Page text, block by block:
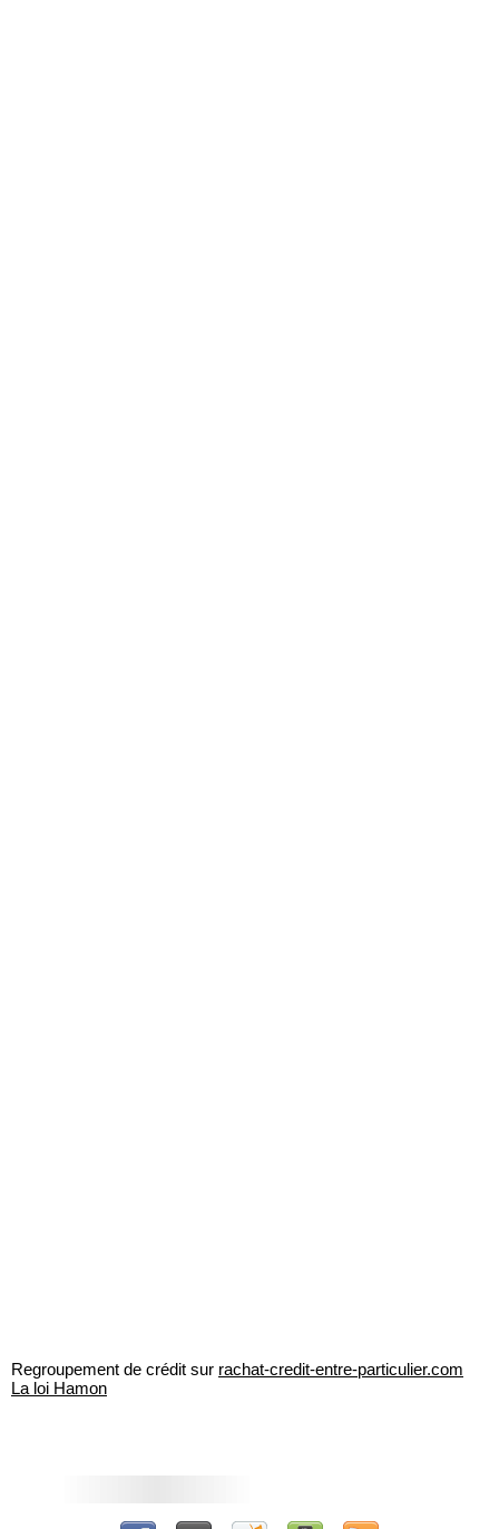
Regroupement de crédit sur rachat-credit-entre-particulier.com
La loi Hamon